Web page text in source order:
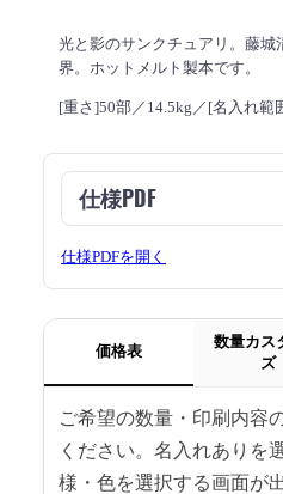
光と影のサンクチュアリ。藤城
界。ホットメルト製本です。
[重さ]50部／14.5kg／[名入れ範
仕様PDF
仕様PDFを開く
価格表
数量カス
ズ
ご希望の数量・印刷内容
ください。名入れありを
様・色を選択する画面が